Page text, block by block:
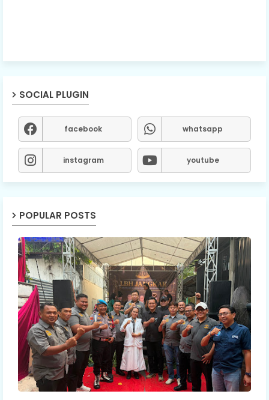
SOCIAL PLUGIN
facebook whatsapp
instagram youtube
POPULAR POSTS